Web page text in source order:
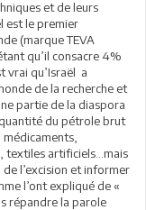
et de leurs
est le premier
(marque TEVA
qu’il consacre 4%
vrai qu’Israël a
de la recherche et
partie de la diaspora
du pétrole brut
textiles artificiels…mais
l’excision et informer
l’ont expliqué de «
répandre la parole